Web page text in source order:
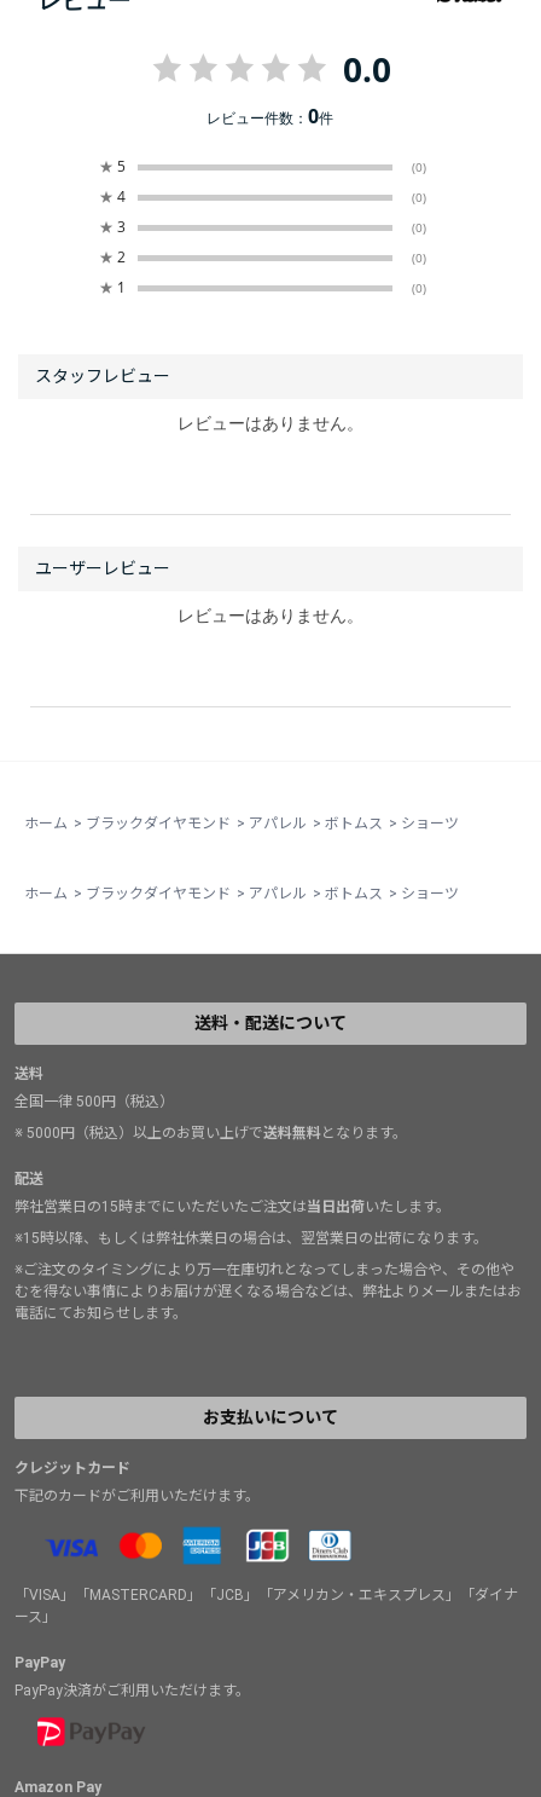
0.0
レビュー件数：0件
★ 5 (0)
★ 4 (0)
★ 3 (0)
★ 2 (0)
★ 1 (0)
レビューはありません。
レビューはありません。
ホーム > ブラックダイヤモンド > アパレル > ボトムス > ショーツ
ホーム > ブラックダイヤモンド > アパレル > ボトムス > ショーツ
送料・配送について
送料
全国一律 500円（税込）
※ 5000円（税込）以上のお買い上げで送料無料となります。
配送
弊社営業日の15時までにいただいたご注文は当日出荷いたします。
※15時以降、もしくは弊社休業日の場合は、翌営業日の出荷になります。
※ご注文のタイミングにより万一在庫切れとなってしまった場合や、その他や
むを得ない事情によりお届けが遅くなる場合などは、弊社よりメールまたはお
電話にてお知らせします。
お支払いについて
クレジットカード
下記のカードがご利用いただけます。
「VISA」「MASTERCARD」「JCB」「アメリカン・エキスプレス」「ダイナ
ース」
PayPay
PayPay決済がご利用いただけます。
Amazon Pay